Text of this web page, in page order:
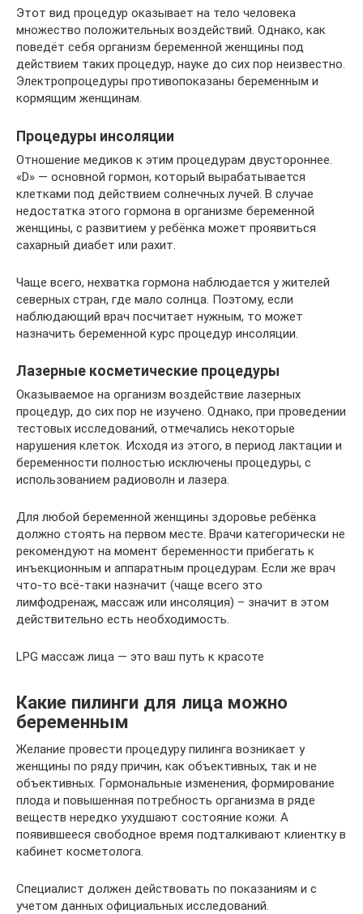
Этот вид процедур оказывает на тело человека
множество положительных воздействий. Однако, как
поведёт себя организм беременной женщины под
действием таких процедур, науке до сих пор неизвестно.
Электропроцедуры противопоказаны беременным и
кормящим женщинам.
Процедуры инсоляции
Отношение медиков к этим процедурам двустороннее.
«D» — основной гормон, который вырабатывается
клетками под действием солнечных лучей. В случае
недостатка этого гормона в организме беременной
женщины, с развитием у ребёнка может проявиться
сахарный диабет или рахит.
Чаще всего, нехватка гормона наблюдается у жителей
северных стран, где мало солнца. Поэтому, если
наблюдающий врач посчитает нужным, то может
назначить беременной курс процедур инсоляции.
Лазерные косметические процедуры
Оказываемое на организм воздействие лазерных
процедур, до сих пор не изучено. Однако, при проведении
тестовых исследований, отмечались некоторые
нарушения клеток. Исходя из этого, в период лактации и
беременности полностью исключены процедуры, с
использованием радиоволн и лазера.
Для любой беременной женщины здоровье ребёнка
должно стоять на первом месте. Врачи категорически не
рекомендуют на момент беременности прибегать к
инъекционным и аппаратным процедурам. Если же врач
что-то всё-таки назначит (чаще всего это
лимфодренаж, массаж или инсоляция) – значит в этом
действительно есть необходимость.
LPG массаж лица — это ваш путь к красоте
Какие пилинги для лица можно
беременным
Желание провести процедуру пилинга возникает у
женщины по ряду причин, как объективных, так и не
объективных. Гормональные изменения, формирование
плода и повышенная потребность организма в ряде
веществ нередко ухудшают состояние кожи. А
появившееся свободное время подталкивают клиентку в
кабинет косметолога.
Специалист должен действовать по показаниям и с
учетом данных официальных исследований.